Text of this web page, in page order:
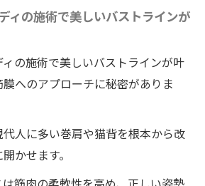
ィの施術で美しいバストラインが
の施術で美しいバストラインが叶
へのアプローチに秘密がありま
人に多い巻肩や猫背を根本から改
かせます。